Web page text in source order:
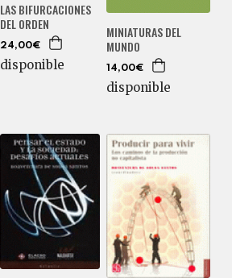
LAS BIFURCACIONES
DEL ORDEN
24,00€
disponible
MINIATURAS DEL
MUNDO
14,00€
disponible